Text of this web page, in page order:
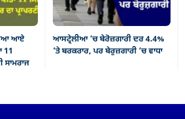
ਆਏ
11
ਸਾਮਰਾਜ
ਆਸਟ੍ਰੇਲੀਆ ’ਚ ਬੇਰੋਜ਼ਗਾਰੀ ਦਰ 4.4%
’ਤੇ ਬਰਕਰਾਰ, ਪਰ ਬੇਰੁਜ਼ਗਾਰੀ ’ਚ ਵਾਧਾ